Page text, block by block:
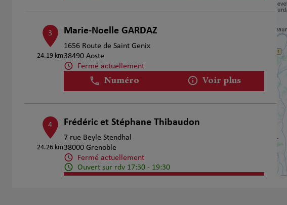
3
24.19 km
Marie-Noelle GARDAZ
1656 Route de Saint Genix
38490 Aoste
Fermé actuellement
Numéro Voir plus
4
24.26 km
Frédéric et Stéphane Thibaudon
7 rue Beyle Stendhal
38000 Grenoble
Fermé actuellement
Ouvert sur rdv 17:30 - 19:30